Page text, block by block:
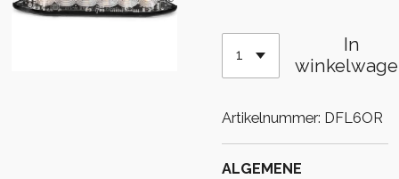
In
Artikelnummer: DFL6OR
ALGEMENE